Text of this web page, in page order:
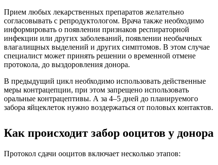
Прием любых лекарственных препаратов желательно
согласовывать с репродуктологом. Врача также необходимо
информировать о появлении признаков респираторной
инфекции или других заболеваний, появлении необычных
влагалищных выделений и других симптомов. В этом случае
специалист может принять решении о временной отмене
протокола, до выздоровления донора.
В предыдущий цикл необходимо использовать действенные
меры контрацепции, при этом запрещено использовать
оральные контрацептивы. А за 4–5 дней до планируемого
забора яйцеклеток нужно воздержаться от половых контактов.
Как происходит забор ооцитов у донора
Протокол сдачи ооцитов включает несколько этапов: